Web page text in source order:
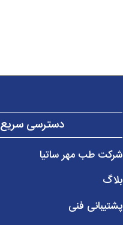
دسترسی سریع
شرکت طب مهر ساتیا
بلاگ
پشتیبانی فنی